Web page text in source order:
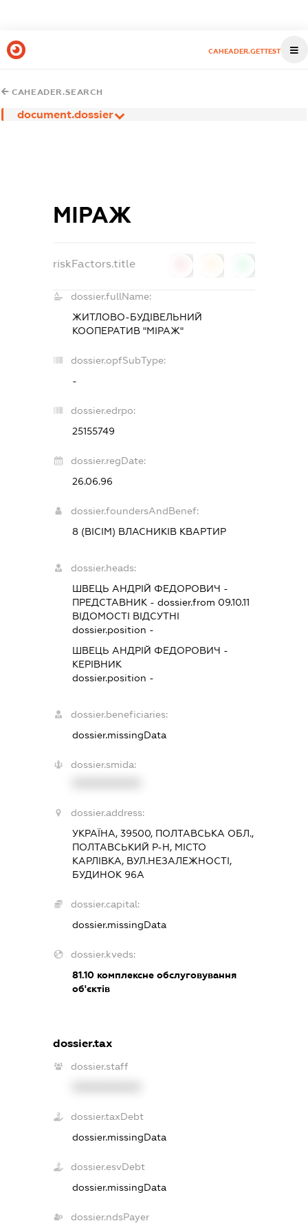
CAHEADER.GETTEST
CAHEADER.SEARCH
document.dossier
МІРАЖ
riskFactors.title
dossier.fullName:
ЖИТЛОВО-БУДІВЕЛЬНИЙ
КООПЕРАТИВ "МІРАЖ"
dossier.opfSubType:
-
dossier.edrpo:
25155749
dossier.regDate:
26.06.96
dossier.foundersAndBenef:
8 (ВІСІМ) ВЛАСНИКІВ КВАРТИР
dossier.heads:
ШВЕЦЬ АНДРІЙ ФЕДОРОВИЧ -
ПРЕДСТАВНИК - dossier.from 09.10.11
ВІДОМОСТІ ВІДСУТНІ
dossier.position -
ШВЕЦЬ АНДРІЙ ФЕДОРОВИЧ -
КЕРІВНИК
dossier.position -
dossier.beneficiaries:
dossier.missingData
dossier.smida:
dossier.address:
УКРАЇНА, 39500, ПОЛТАВСЬКА ОБЛ.,
ПОЛТАВСЬКИЙ Р-Н, МІСТО
КАРЛІВКА, ВУЛ.НЕЗАЛЕЖНОСТІ,
БУДИНОК 96А
dossier.capital:
dossier.missingData
dossier.kveds:
81.10 комплексне обслуговування
об'єктів
dossier.tax
dossier.staff
dossier.taxDebt
dossier.missingData
dossier.esvDebt
dossier.missingData
dossier.ndsPayer